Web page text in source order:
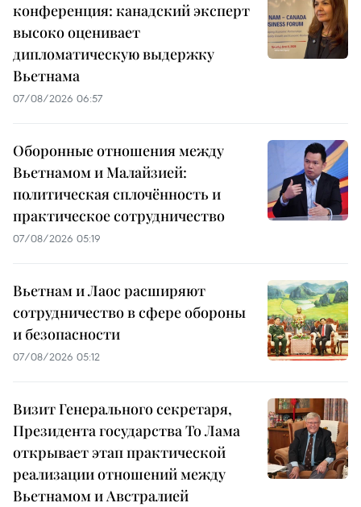
конференция: канадский эксперт
высоко оценивает
дипломатическую выдержку
Вьетнама
07/08/2026 06:57
Оборонные отношения между
Вьетнамом и Малайзией:
политическая сплочённость и
практическое сотрудничество
07/08/2026 05:19
Вьетнам и Лаос расширяют
сотрудничество в сфере обороны
и безопасности
07/08/2026 05:12
Визит Генерального секретаря,
Президента государства То Лама
открывает этап практической
реализации отношений между
Вьетнамом и Австралией